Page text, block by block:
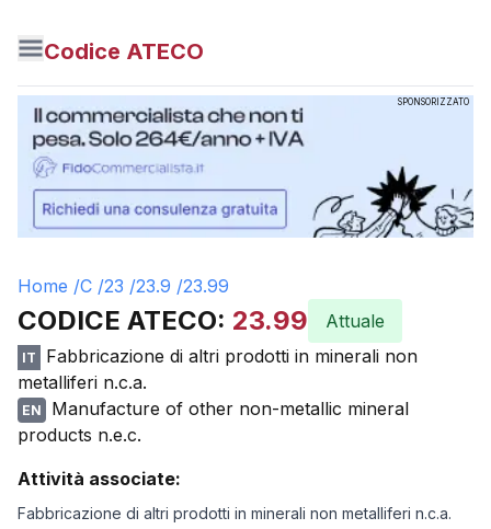
Codice ATECO
SPONSORIZZATO
Home /C /23 /23.9 /23.99
CODICE ATECO: 23.99 Attuale
IT
Fabbricazione di altri prodotti in minerali non
metalliferi n.c.a.
EN
Manufacture of other non-metallic mineral
products n.e.c.
Attività associate:
Fabbricazione di altri prodotti in minerali non metalliferi n.c.a.